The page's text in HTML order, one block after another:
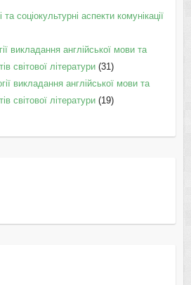
та соціокультурні аспекти комунікації
викладання англійської мови та
світової літератури(31)
викладання англійської мови та
світової літератури(19)